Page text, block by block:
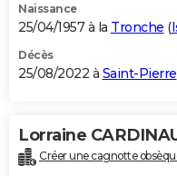
Naissance
25/04/1957 à la Tronche (
Décès
25/08/2022 à Saint-Pierre
Lorraine
Créer une cagnotte